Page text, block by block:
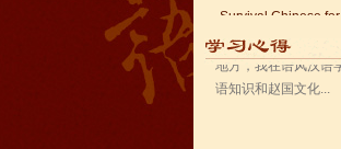
关于HSK3-6级，
国际实习生企业招募
Changzhou HSK